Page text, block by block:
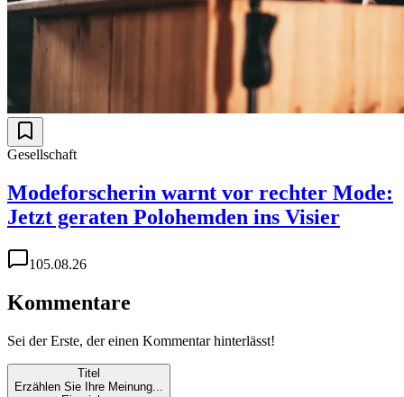
Gesellschaft
Modeforscherin warnt vor rechter Mode:
Jetzt geraten Polohemden ins Visier
105.08.26
Kommentare
Sei der Erste, der einen Kommentar hinterlässt!
Titel
Erzählen Sie Ihre Meinung...